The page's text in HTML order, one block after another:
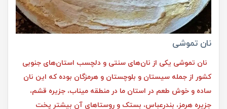
نان تموشی
نان تموشی یکی از نان‌های سنتی و دلچسب استان‌های جنوبی
کشور از جمله سیستان و بلوچستان و هرمزگان بوده که این نان
ساده و خوش طعم در استان ما در منطقه میناب، جزیره قشم،
جزیره هرمز، بندرعباس، بستک و روستا‌های آن بیشتر پخت